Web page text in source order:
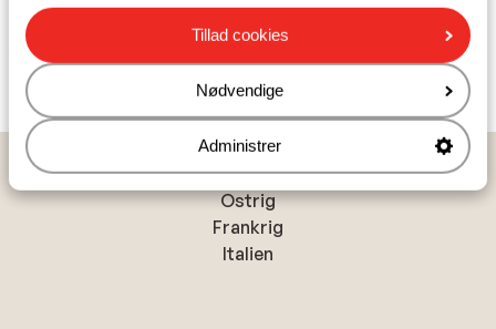
Tillad cookies
Nødvendige
Administrer
Résidence Vacancéole Véga
Résidences Castor & Pollux
Populære lande
Ostrig
Frankrig
Italien